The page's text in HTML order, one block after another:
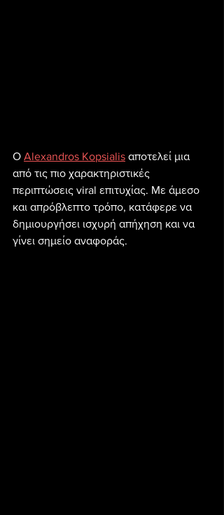
Ο Alexandros Kopsialis αποτελεί μια
από τις πιο χαρακτηριστικές
περιπτώσεις viral επιτυχίας. Με άμεσο
και απρόβλεπτο τρόπο, κατάφερε να
δημιουργήσει ισχυρή απήχηση και να
γίνει σημείο αναφοράς.